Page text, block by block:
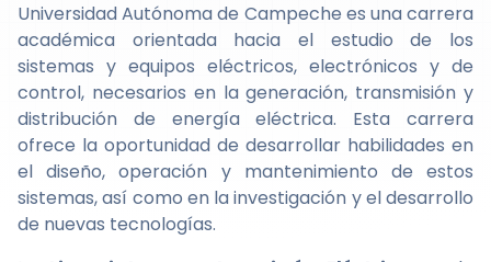
Universidad Autónoma de Campeche es una carrera
académica orientada hacia el estudio de los
sistemas y equipos eléctricos, electrónicos y de
control, necesarios en la generación, transmisión y
distribución de energía eléctrica. Esta carrera
ofrece la oportunidad de desarrollar habilidades en
el diseño, operación y mantenimiento de estos
sistemas, así como en la investigación y el desarrollo
de nuevas tecnologías.